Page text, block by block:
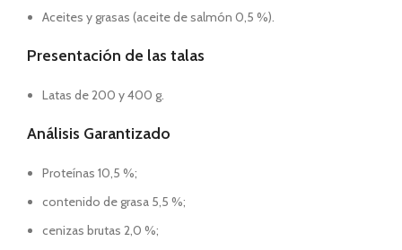
Aceites y grasas (aceite de salmón 0,5 %).
Presentación de las talas
Latas de 200 y 400 g.
Análisis Garantizado
Proteínas 10,5 %;
contenido de grasa 5,5 %;
cenizas brutas 2,0 %;